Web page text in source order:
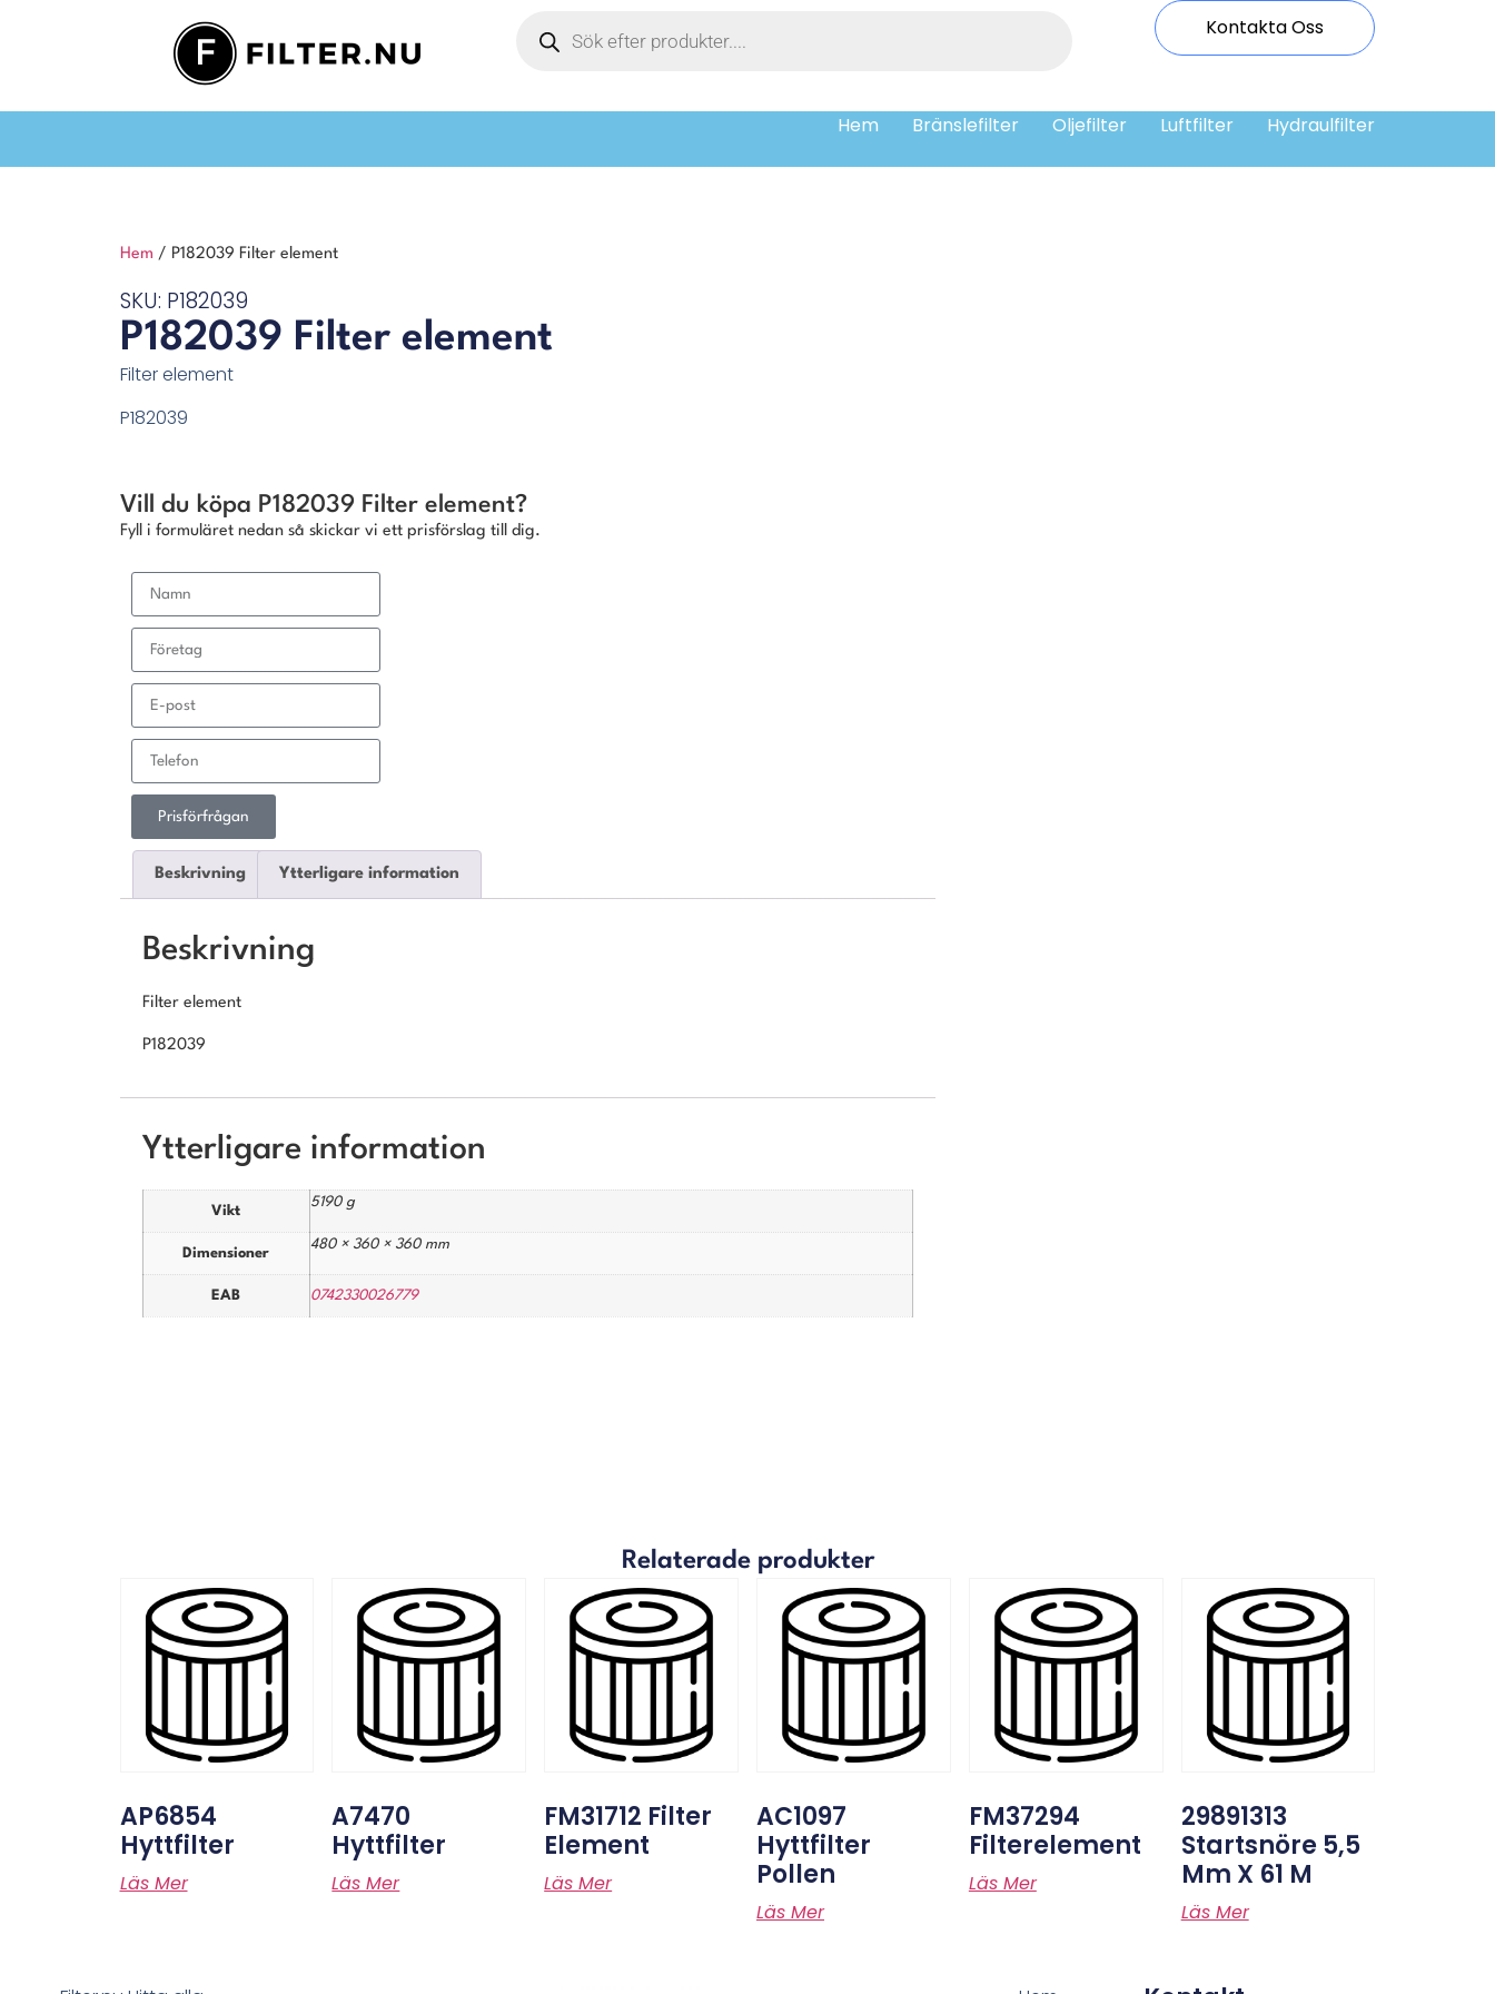
Kontakta Oss
Hem Bränslefilter Oljefilter Luftfilter Hydraulfilter
Hem / P182039 Filter element
SKU: P182039
P182039 Filter element
Filter element
P182039
Vill du köpa P182039 Filter element?
Fyll i formuläret nedan så skickar vi ett prisförslag till dig.
Prisförfrågan
Beskrivning Ytterligare information
Beskrivning
Filter element
P182039
Ytterligare information
Vikt
5190 g
Dimensioner
480 × 360 × 360 mm
EAB 0742330026779
Relaterade produkter
AP6854
Hyttfilter
Läs Mer
A7470
Hyttfilter
Läs Mer
FM31712 Filter
Element
Läs Mer
AC1097
Hyttfilter
Pollen
Läs Mer
FM37294
Filterelement
Läs Mer
29891313
Startsnöre 5,5
Mm X 61 M
Läs Mer